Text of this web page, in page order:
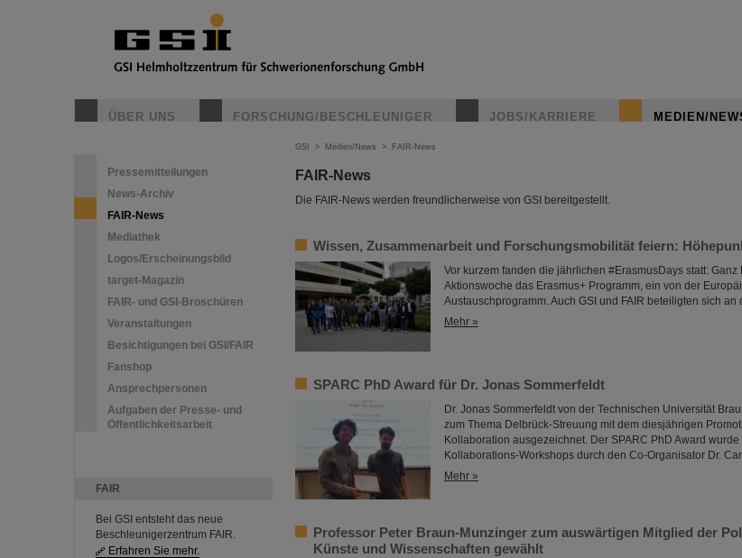
ÜBER UNS FORSCHUNG/BESCHLEUNIGER JOBS/KARRIERE MEDIEN/
Pressemitteilungen
News-Archiv
FAIR-News
Mediathek
Logos/Erscheinungsbild
target-Magazin
FAIR- und GSI-Broschüren
Veranstaltungen
Besichtigungen bei GSI/FAIR
Fanshop
Ansprechpersonen
Aufgaben der Presse- und
Öffentlichkeitsarbeit
FAIR
Bei GSI entsteht das neue
Beschleunigerzentrum FAIR.
Erfahren Sie mehr.
GSI > Medien/News > FAIR-News
FAIR-News
Die FAIR-News werden freundlicherweise von GSI bereitgestellt.
Wissen, Zusammenarbeit und Forschungsmobilität feiern:
Vor kurzem fanden die jährlichen #ErasmusDays statt:
Aktionswoche das Erasmus+ Programm, ein von der
Austauschprogramm. Auch GSI und FAIR beteiligten sich an
Mehr »
SPARC PhD Award für Dr. Jonas Sommerfeldt
Dr. Jonas Sommerfeldt von der Technischen Universität
zum Thema Delbrück-Streuung mit dem diesjährigen
Kollaboration ausgezeichnet. Der SPARC PhD Award
Kollaborations-Workshops durch den Co-Organisator Dr.
Mehr »
Professor Peter Braun-Munzinger zum auswärtigen Mitglied der
Künste und Wissenschaften gewählt